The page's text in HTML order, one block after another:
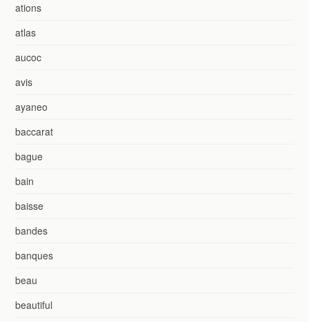
ations
atlas
aucoc
avis
ayaneo
baccarat
bague
bain
baisse
bandes
banques
beau
beautiful